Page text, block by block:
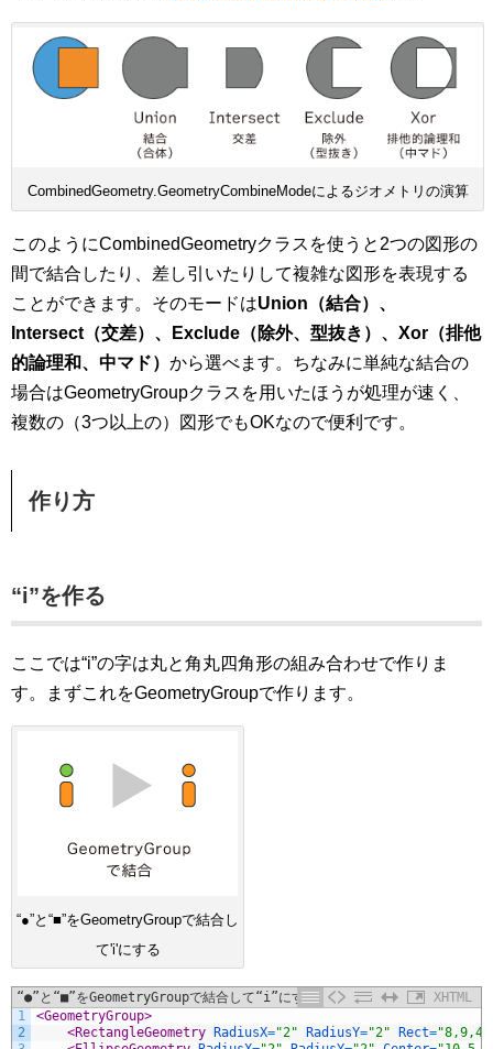
CombinedGeometry.GeometryCombineModeによるジオメトリの演算
このようにCombinedGeometryクラスを使うと2つの図形の
間で結合したり、差し引いたりして複雑な図形を表現する
ことができます。そのモードはUnion（結合）、
Intersect（交差）、Exclude（除外、型抜き）、Xor（排他
的論理和、中マド） から選べます。ちなみに単純な結合の
場合はGeometryGroupクラスを用いたほうが処理が速く、
複数の（3つ以上の）図形でもOKなので便利です。
作り方
“i”を作る
ここでは“i”の字は丸と角丸四角形の組み合わせで作りま
す。まずこれをGeometryGroupで作ります。
“●”と“■”をGeometryGroupで結合し
て'i'にする
“●”と“■”をGeometryGroupで結合して“i”にする
XHTML
1
2
<GeometryGroup>
<RectangleGeometry
RadiusX="2" RadiusY="2" Rect=